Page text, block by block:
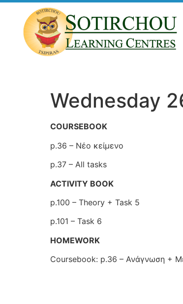
Wednesday
COURSEBOOK
p.36 – Νέο κείμενο
p.37 – All tasks
ACTIVITY BOOK
p.100 – Theory + Task 5
p.101 – Task 6
HOMEWORK
Coursebook: p.36 – Ανάγνωση +